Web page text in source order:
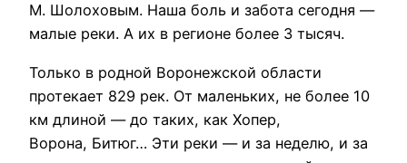
М. Шолоховым. Наша боль и забота сегодня —
малые реки. А их в регионе более 3 тысяч.
Только в родной Воронежской области
протекает 829 рек. От маленьких, не более 10
км длиной — до таких, как Хопер,
Ворона, Битюг… Эти реки — и за неделю, и за